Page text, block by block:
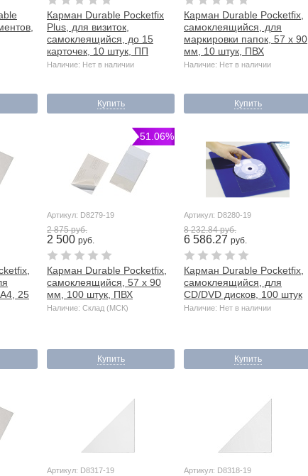
Карман Durable Pocketfix
Plus, для визиток,
самоклеящийся, до 15
карточек, 10 штук, ПП
Наличие: Нет в наличии
Купить
Карман Durable Pocketfix,
самоклеящийся, для
маркировки папок, 57 х 90
мм, 10 штук, ПВХ
Наличие: Нет в наличии
Купить
25
-51.06%
Артикул: D8279-19
2 875 руб.
2 500 руб.
Карман Durable Pocketfix,
самоклеящийся, 57 х 90
мм, 100 штук, ПВХ
Наличие: Склад (МСК)
Купить
Артикул: D8280-19
8 232.84 руб.
6 586.27 руб.
Карман Durable Pocketfix,
самоклеящийся, для
CD/DVD дисков, 100 штук
Наличие: Нет в наличии
Купить
Артикул: D8317-19 Артикул: D8318-19